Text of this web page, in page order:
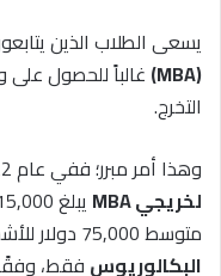
يسعى الطلاب الذين
(MBA)
غالباً للحصول على
التخرج.
وهذا أمر مبرر؛ ففي عام 2022، كان متوسط الراتب المبدئي
لخريجي MBA
متوسط 75,000 دولار للأشخاص الذين يحملون
البكالوريوس فقط،